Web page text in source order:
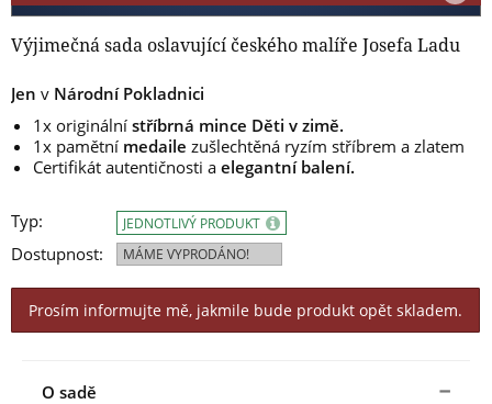
Výjimečná sada oslavující českého malíře Josefa Ladu
Jen v Národní Pokladnici
1x originální stříbrná mince Děti v zimě.
1x pamětní medaile zušlechtěná ryzím stříbrem a zlatem
Certifikát autentičnosti a elegantní balení.
Typ:
Dostupnost:
JEDNOTLIVÝ PRODUKT
MÁME VYPRODÁNO!
Prosím informujte mě, jakmile bude produkt opět skladem.
O sadě